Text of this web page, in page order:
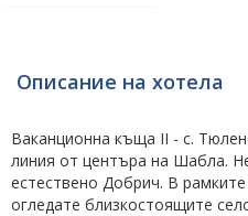
Описание на хотела
Ваканционна къща II - с.
линия от центъра на Шабла.
естествено Добрич. В
огледате близкостоящите